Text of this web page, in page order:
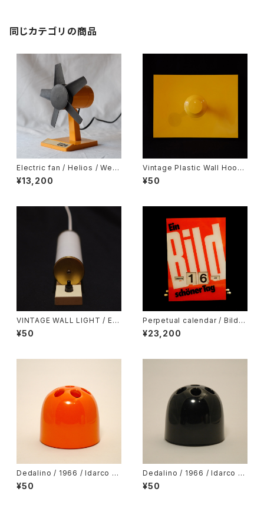
同じカテゴリの商品
Electric fan / Helios / West
Germany
¥13,200
Vintage Plastic Wall Hook /
Coat Rack / Space Age
¥50
VINTAGE WALL LIGHT / EU
ROPE
¥50
Perpetual calendar / Bild /
Germany
¥23,200
Dedalino / 1966 / Idarco /
ORANGE
¥50
Dedalino / 1966 / Idarco /
Black
¥50